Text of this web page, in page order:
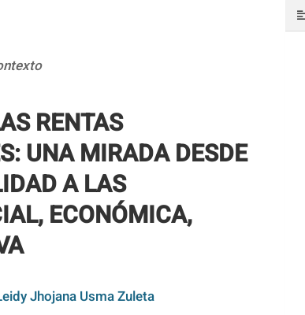
RENTAS
UNA MIRADA DESDE
A LAS
ECONÓMICA,
Jhojana Usma Zuleta